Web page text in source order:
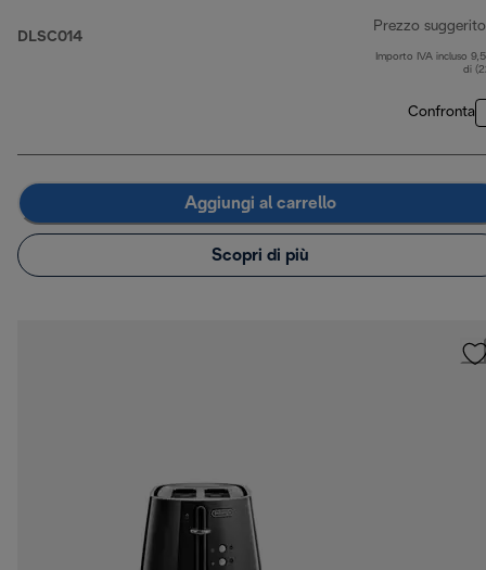
DLSC014
Prezzo suggerito
Importo IVA incluso
di
Confronta
Aggiungi al carrello
Scopri di più